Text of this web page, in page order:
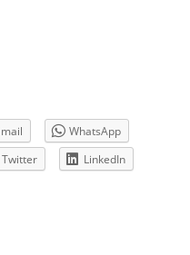
WhatsApp
Twitter
LinkedIn